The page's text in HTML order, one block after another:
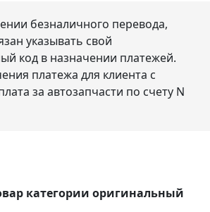
безналичного перевода,
указывать свой
код в назначении платежей.
платежа для клиента с
за автозапчасти по счету N
категории оригинальный